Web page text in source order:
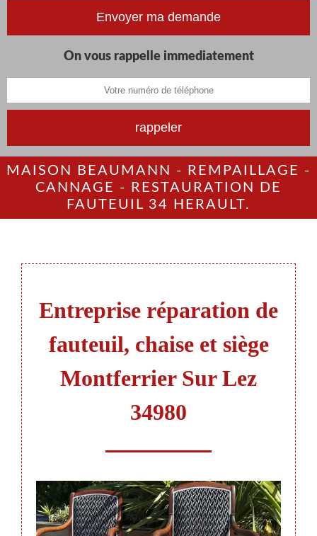
On vous rappelle immediatement
MAISON BEAUMANN - REMPAILLAGE -
CANNAGE - RESTAURATION DE
FAUTEUIL 34 HERAULT.
Entreprise réparation de
fauteuil, chaise et siège
Montferrier Sur Lez
34980